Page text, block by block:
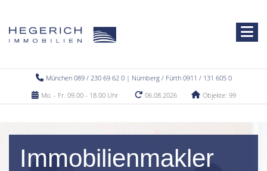
München 089 / 230 69 62 0 | Nürnberg / Fürth 0911 / 131 605 0
Mo. - Fr. 09.00 - 18.00 Uhr
06.08.2026 Objekte: 99
Immobilienmakler